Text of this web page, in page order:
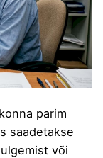
parim
saadetakse
või